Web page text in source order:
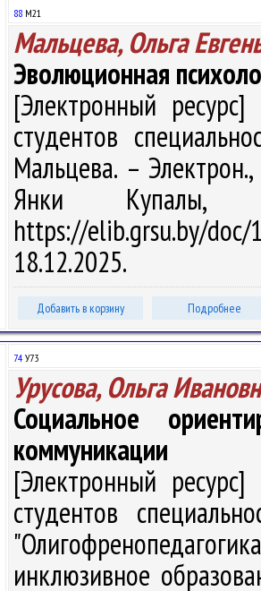
88 М21
Мальцева, Ольга
Эволюционная
[Электронный
студентов
Мальцева. –
Янки
https://elib.grsu.by/
18.12.2025.
Добавить в корзину Подробнее
74 У73
Урусова, Ольга
Социальное
коммуникации
[Электронный
студентов
инклюзивное